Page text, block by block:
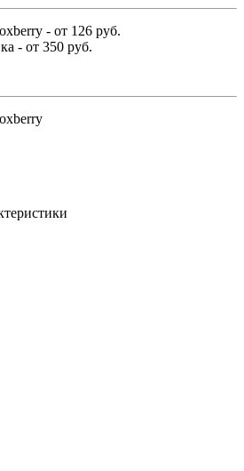
- от 126 руб.
- от 350 руб.